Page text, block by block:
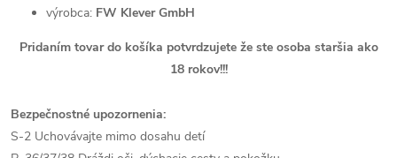
výrobca: FW Klever GmbH
Pridaním tovar do košíka potvrdzujete že ste osoba staršia ako
18 rokov!!!
Bezpečnostné upozornenia:
S-2 Uchovávajte mimo dosahu detí